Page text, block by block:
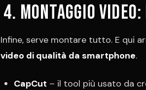
4. Montaggio
Infine, serve montare tutto. E qui
video di qualità da smartphone.
CapCut – il tool più usato da